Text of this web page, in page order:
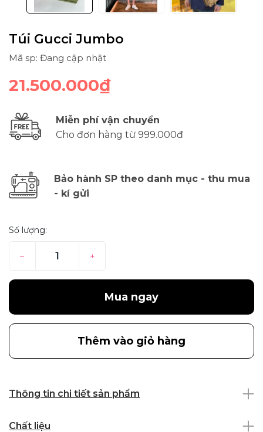
Túi Gucci Jumbo
Mã sp: Đang cập nhật
21.500.000₫
Miễn phí vận chuyển
Cho đơn hàng từ 999.000đ
Bảo hành SP theo danh mục - thu mua
- kí gửi
Số lượng:
– +
Mua ngay
Thêm vào giỏ hàng
Thông tin chi tiết sản phẩm
Chất liệu